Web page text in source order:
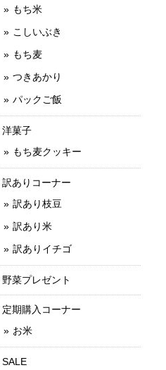
もち米
こしいぶき
もち麦
つきあかり
パックご飯
洋菓子
もち麦クッキー
訳ありコーナー
訳あり枝豆
訳あり米
訳ありイチゴ
野菜プレゼント
定期購入コーナー
お米
SALE